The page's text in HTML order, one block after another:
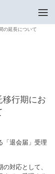
の延長について
移行期にお
「退会届」受理
対応として、